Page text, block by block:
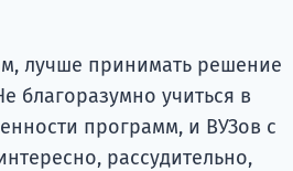
лучше принимать решение
благоразумно учиться в
программ, и ВУЗов с
рассудительно,